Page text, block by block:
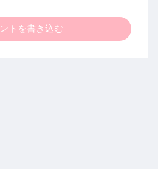
トを書き込む